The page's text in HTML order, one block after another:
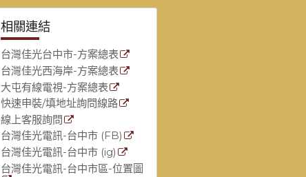
相關連結
台灣佳光台中市-方案總表
台灣佳光西海岸-方案總表
大屯有線電視-方案總表
快速申裝/填地址詢問線路
線上客服詢問
台灣佳光電訊-台中市 (FB)
台灣佳光電訊-台中市 (ig)
台灣佳光電訊-台中市區-位置圖